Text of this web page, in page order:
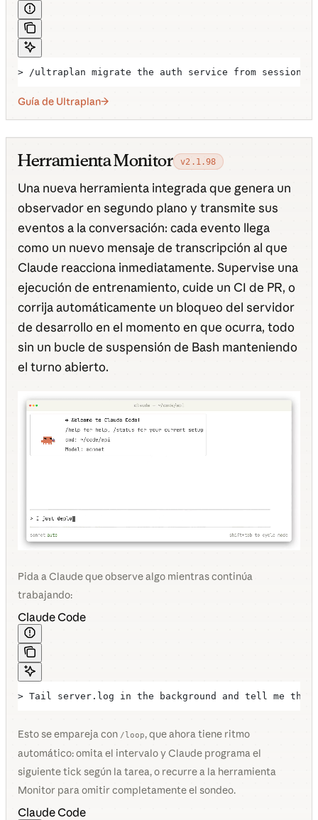
> /ultraplan migrate the auth service from sessions
Guía de Ultraplan
Herramienta Monitor v2.1.98
Una nueva herramienta integrada que genera un
observador en segundo plano y transmite sus
eventos a la conversación: cada evento llega
como un nuevo mensaje de transcripción al que
Claude reacciona inmediatamente. Supervise una
ejecución de entrenamiento, cuide un CI de PR, o
corrija automáticamente un bloqueo del servidor
de desarrollo en el momento en que ocurra, todo
sin un bucle de suspensión de Bash manteniendo
el turno abierto.
Pida a Claude que observe algo mientras continúa
trabajando:
Claude Code
> Tail server.log in the background and tell me the
Esto se empareja con /loop, que ahora tiene ritmo
automático: omita el intervalo y Claude programa el
siguiente tick según la tarea, o recurre a la herramienta
Monitor para omitir completamente el sondeo.
Claude Code